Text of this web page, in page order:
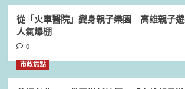
從「火車醫院」變身親子樂園 高雄親子遊
人氣爆棚
0
市政焦點